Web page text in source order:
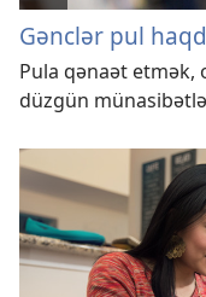
Gənclər pul
Pula qənaət etmək,
düzgün